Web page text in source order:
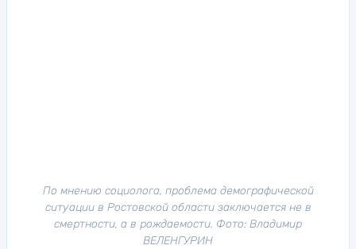
По мнению социолога, проблема демографической
ситуации в Ростовской области заключается не в
смертности, а в рождаемости. Фото: Владимир
ВЕЛЕНГУРИН